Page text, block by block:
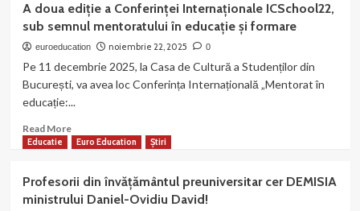
noastră
a
publicat
numărul
al
revistei
A doua ediție a Conferinței Internaționale ICSchool22,
sub semnul mentoratului în educație și formare
euroeducation noiembrie 22, 2025 0
Pe 11 decembrie 2025, la Casa de Cultură a Studenților din
București, va avea loc Conferința Internațională „Mentorat în
educație:...
Read MoreRead
more
doua
ediție
Educatie Euro Education Știri
Profesorii din învățământul preuniversitar cer DEMISIA
ministrului Daniel-Ovidiu David!